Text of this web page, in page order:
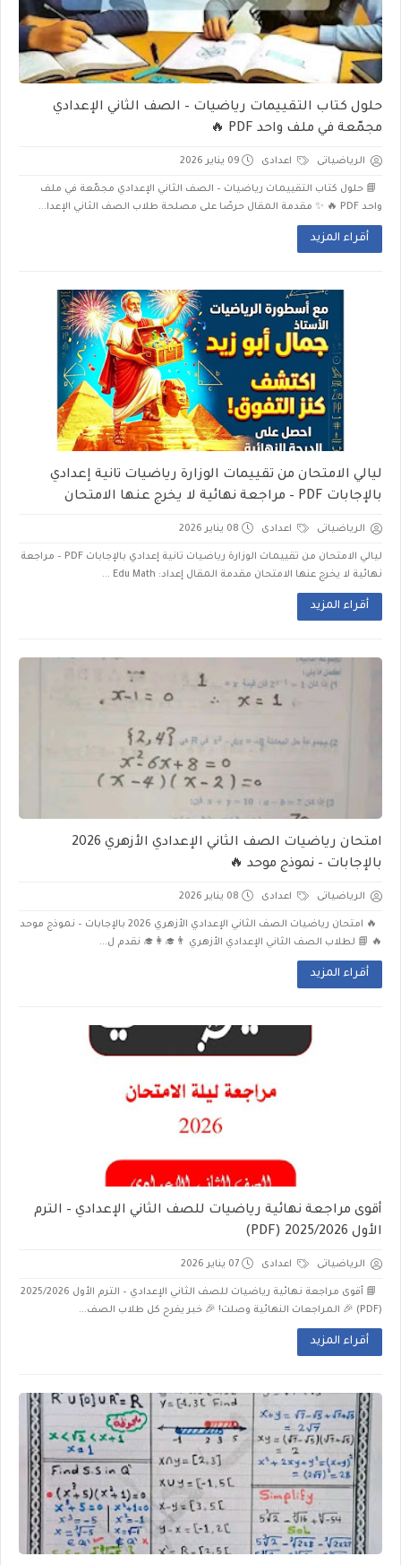
حلول كتاب التقييمات رياضيات – الصف الثاني الإعدادي
مجمّعة في ملف واحد PDF 🔥
الرياضياتى اعدادى 09 يناير 2026
📘 حلول كتاب التقييمات رياضيات – الصف الثاني الإعدادي مجمّعة في ملف
واحد PDF 🔥 ✨ مقدمة المقال حرصًا على مصلحة طلاب الصف الثاني الإعدا...
أقراء المزيد
ليالي الامتحان من تقييمات الوزارة رياضيات تانية إعدادي
بالإجابات PDF – مراجعة نهائية لا يخرج عنها الامتحان
الرياضياتى اعدادى 08 يناير 2026
ليالي الامتحان من تقييمات الوزارة رياضيات تانية إعدادي بالإجابات PDF – مراجعة
نهائية لا يخرج عنها الامتحان مقدمة المقال إعداد: Edu Math ...
أقراء المزيد
امتحان رياضيات الصف الثاني الإعدادي الأزهري 2026
بالإجابات – نموذج موحد 🔥
الرياضياتى اعدادى 08 يناير 2026
🔥 امتحان رياضيات الصف الثاني الإعدادي الأزهري 2026 بالإجابات – نموذج موحد
🔥 📘 لطلاب الصف الثاني الإعدادي الأزهري 👨‍🎓👩‍🎓 نقدم ل...
أقراء المزيد
أقوى مراجعة نهائية رياضيات للصف الثاني الإعدادي – الترم
الأول 2025/2026 (PDF)
الرياضياتى اعدادى 07 يناير 2026
📘 أقوى مراجعة نهائية رياضيات للصف الثاني الإعدادي – الترم الأول 2025/2026
أقراء المزيد